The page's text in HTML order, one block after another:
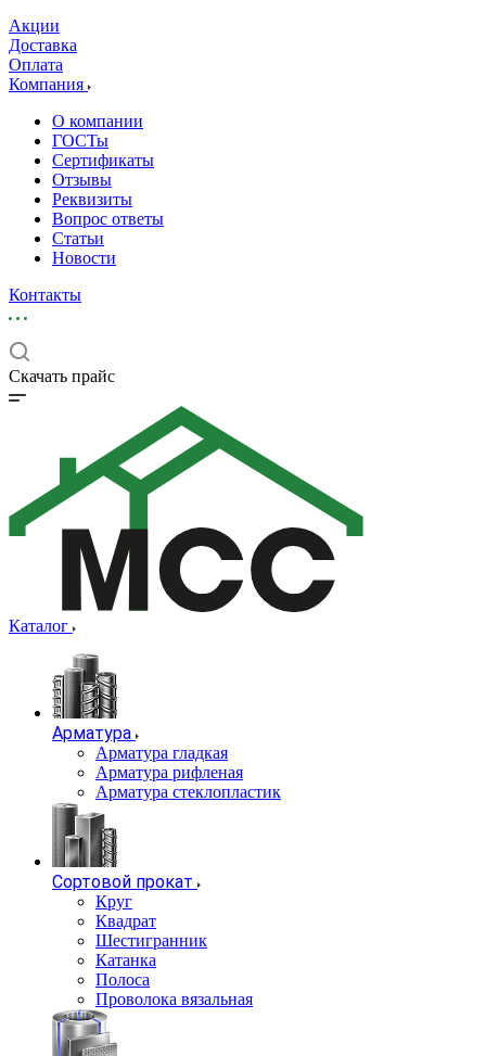
Акции
Доставка
Оплата
Компания
О компании
ГОСТы
Сертификаты
Отзывы
Реквизиты
Вопрос ответы
Статьи
Новости
Контакты
Скачать прайс
Каталог
Арматура
Арматура гладкая
Арматура рифленая
Арматура стеклопластик
Сортовой прокат
Круг
Квадрат
Шестигранник
Катанка
Полоса
Проволока вязальная